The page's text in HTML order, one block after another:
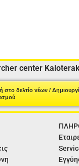
center
στο δελτίο νέων /